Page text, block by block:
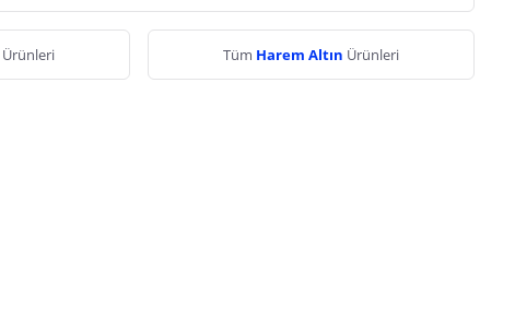
Ürünleri Tüm Harem Altın Ürünleri